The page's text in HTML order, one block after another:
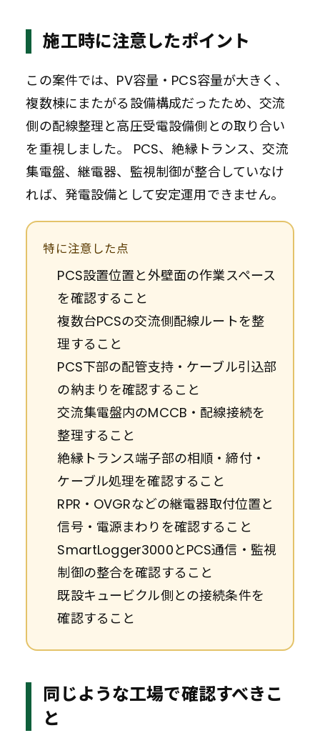
施工時に注意したポイント
この案件では、PV容量・PCS容量が大きく、
複数棟にまたがる設備構成だったため、交流
側の配線整理と高圧受電設備側との取り合い
を重視しました。 PCS、絶縁トランス、交流
集電盤、継電器、監視制御が整合していなけ
れば、発電設備として安定運用できません。
特に注意した点
PCS設置位置と外壁面の作業スペース
を確認すること
複数台PCSの交流側配線ルートを整
理すること
PCS下部の配管支持・ケーブル引込部
の納まりを確認すること
交流集電盤内のMCCB・配線接続を
整理すること
絶縁トランス端子部の相順・締付・
ケーブル処理を確認すること
RPR・OVGRなどの継電器取付位置と
信号・電源まわりを確認すること
SmartLogger3000とPCS通信・監視
制御の整合を確認すること
既設キュービクル側との接続条件を
確認すること
同じような工場で確認すべきこ
と